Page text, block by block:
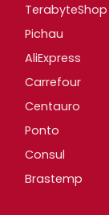
TerabyteShop
Pichau
AliExpress
Carrefour
Centauro
Ponto
Consul
Brastemp